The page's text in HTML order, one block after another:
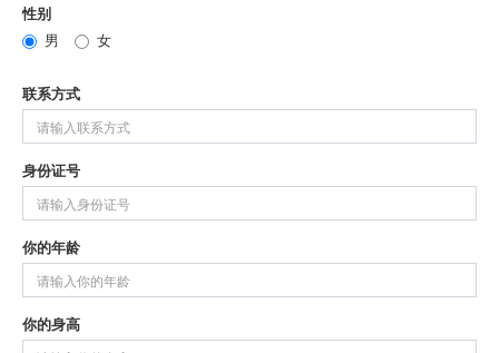
性别
男
女
联系方式
身份证号
你的年龄
你的身高